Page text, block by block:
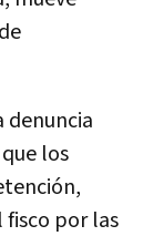
denuncia
los
por las